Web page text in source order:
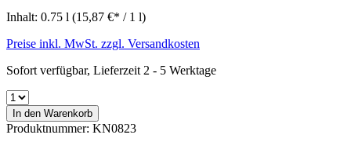
Inhalt: 0.75 l (15,87 €* / 1 l)
Preise inkl. MwSt. zzgl. Versandkosten
Sofort verfügbar, Lieferzeit 2 - 5 Werktage
In den Warenkorb
Produktnummer: KN0823